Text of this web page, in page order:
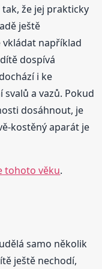
že jej prakticky
ještě
vkládat například
dospívá
i ke
a vazů. Pokud
dosáhnout, je
kostěný aparát je
tohoto věku.
samo několik
ještě nechodí,